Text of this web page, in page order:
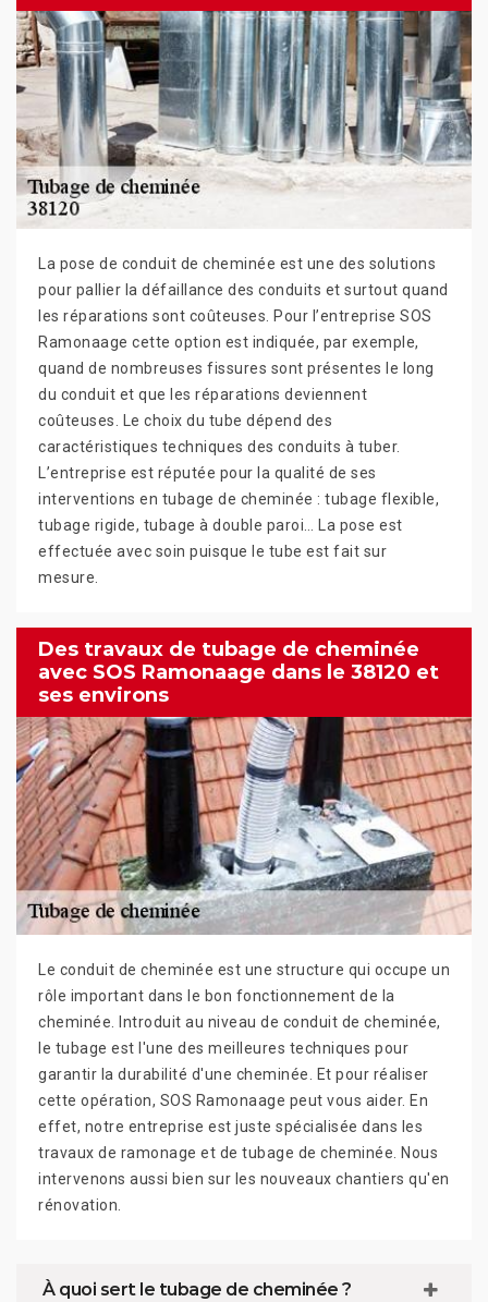
La pose de conduit de cheminée est une des solutions
pour pallier la défaillance des conduits et surtout quand
les réparations sont coûteuses. Pour l’entreprise SOS
Ramonaage cette option est indiquée, par exemple,
quand de nombreuses fissures sont présentes le long
du conduit et que les réparations deviennent
coûteuses. Le choix du tube dépend des
caractéristiques techniques des conduits à tuber.
L’entreprise est réputée pour la qualité de ses
interventions en tubage de cheminée : tubage flexible,
tubage rigide, tubage à double paroi… La pose est
effectuée avec soin puisque le tube est fait sur
mesure.
Des travaux de tubage de cheminée
avec SOS Ramonaage dans le 38120 et
ses environs
Le conduit de cheminée est une structure qui occupe un
rôle important dans le bon fonctionnement de la
cheminée. Introduit au niveau de conduit de cheminée,
le tubage est l'une des meilleures techniques pour
garantir la durabilité d'une cheminée. Et pour réaliser
cette opération, SOS Ramonaage peut vous aider. En
effet, notre entreprise est juste spécialisée dans les
travaux de ramonage et de tubage de cheminée. Nous
intervenons aussi bien sur les nouveaux chantiers qu'en
rénovation.
À quoi sert le tubage de cheminée ?